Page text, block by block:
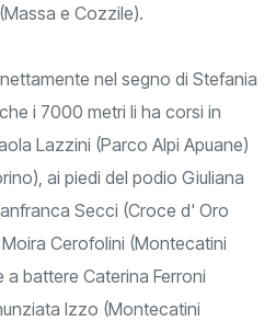
e Cozzile).
nel segno di Stefania
i 7000 metri li ha corsi in
Lazzini (Parco Alpi Apuane)
ai piedi del podio Giuliana
Secci (Croce d' Oro
Cerofolini (Montecatini
a battere Caterina Ferroni
Izzo (Montecatini